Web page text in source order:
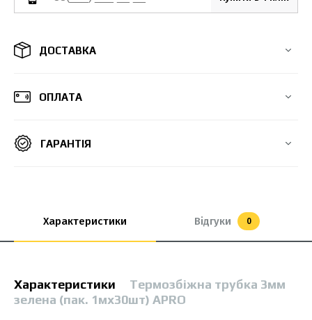
ДОСТАВКА
ОПЛАТА
ГАРАНТІЯ
Характеристики Відгуки 0
Характеристики
Термозбіжна трубка 3мм
зелена (пак. 1мx30шт) APRO